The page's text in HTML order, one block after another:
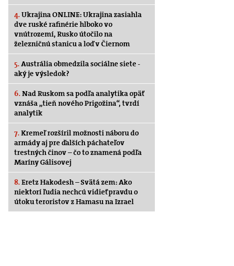
4. Ukrajina ONLINE: Ukrajina zasiahla
dve ruské rafinérie hlboko vo
vnútrozemí, Rusko útočilo na
železničnú stanicu a loď v Čiernom
5. Austrália obmedzila sociálne siete -
aký je výsledok?
6. Nad Ruskom sa podľa analytika opäť
vznáša „tieň nového Prigožina“, tvrdí
analytik
7. Kremeľ rozšíril možnosti náboru do
armády aj pre ďalších páchateľov
trestných činov – čo to znamená podľa
Maríny Gálisovej
8. Eretz Hakodesh – Svätá zem: Ako
niektorí ľudia nechcú vidieť pravdu o
útoku teroristov z Hamasu na Izrael